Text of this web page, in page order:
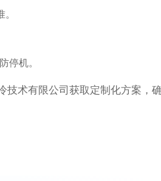
停机。
术有限公司获取定制化方案，